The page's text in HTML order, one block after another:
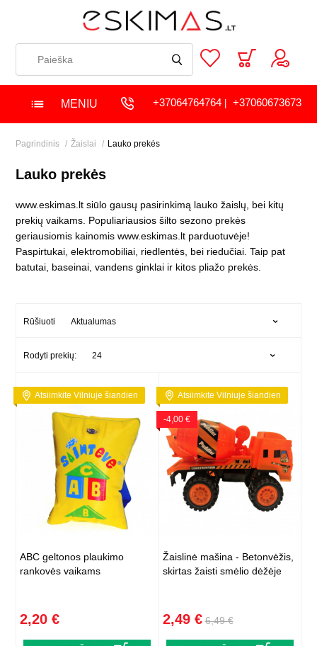
MENIU +37064764764| +37060673673
Pagrindinis Žaislai Lauko prekės
Lauko prekės
www.eskimas.lt siūlo gausų pasirinkimą lauko žaislų, bei kitų
prekių vaikams. Populiariausios šilto sezono prekės
geriausiomis kainomis www.eskimas.lt parduotuvėje!
Paspirtukai, elektromobiliai, riedlentės, bei riedučiai. Taip pat
batutai, baseinai, vandens ginklai ir kitos pliažo prekės.
Rūšiuoti Aktualumas
Rodyti prekių: 24
Atsiimkite Vilniuje šiandien
ABC geltonos plaukimo
rankovės vaikams
2,20 €
Atsiimkite Vilniuje šiandien
-4,00 €
Žaislinė mašina - Betonvėžis,
skirtas žaisti smėlio dėžėje
2,49 € 6,49 €